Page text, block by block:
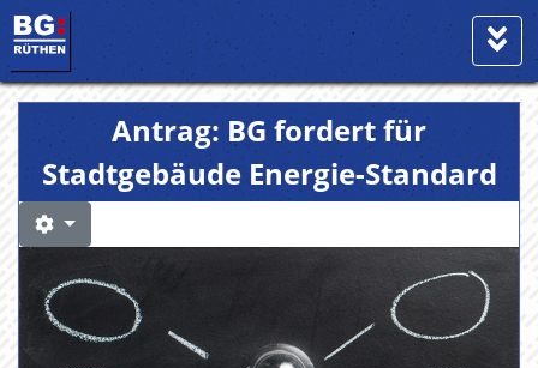
Antrag: BG fordert für
Stadtgebäude Energie-Standard